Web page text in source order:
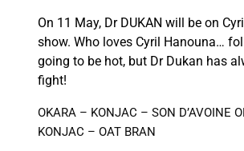
On 11 May, Dr DUKAN will be on
show. Who loves Cyril Hanouna…
going to be hot, but Dr Dukan has
fight!
OKARA – KONJAC – SON D’AVOINE
KONJAC – OAT BRAN